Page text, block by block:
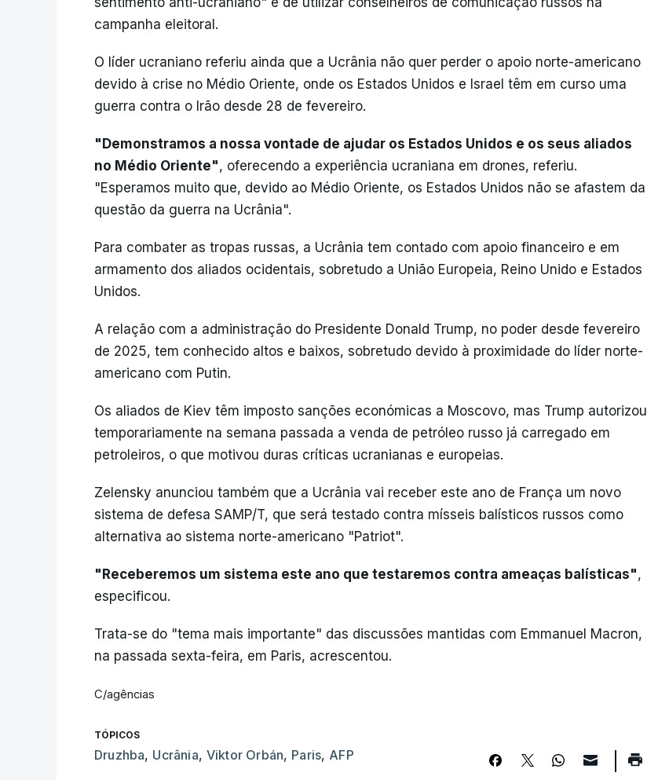
campanha eleitoral.
O líder ucraniano referiu ainda que a Ucrânia não quer perder o apoio norte-americano
devido à crise no Médio Oriente, onde os Estados Unidos e Israel têm em curso uma
guerra contra o Irão desde 28 de fevereiro.
"Demonstramos a nossa vontade de ajudar os Estados Unidos e os seus aliados
no Médio Oriente", oferecendo a experiência ucraniana em drones, referiu.
"Esperamos muito que, devido ao Médio Oriente, os Estados Unidos não se afastem da
questão da guerra na Ucrânia".
Para combater as tropas russas, a Ucrânia tem contado com apoio financeiro e em
armamento dos aliados ocidentais, sobretudo a União Europeia, Reino Unido e Estados
Unidos.
A relação com a administração do Presidente Donald Trump, no poder desde fevereiro
de 2025, tem conhecido altos e baixos, sobretudo devido à proximidade do líder norte-
americano com Putin.
Os aliados de Kiev têm imposto sanções económicas a Moscovo, mas Trump autorizou
temporariamente na semana passada a venda de petróleo russo já carregado em
petroleiros, o que motivou duras críticas ucranianas e europeias.
Zelensky anunciou também que a Ucrânia vai receber este ano de França um novo
sistema de defesa SAMP/T, que será testado contra mísseis balísticos russos como
alternativa ao sistema norte-americano "Patriot".
"Receberemos um sistema este ano que testaremos contra ameaças balísticas",
especificou.
Trata-se do "tema mais importante" das discussões mantidas com Emmanuel Macron,
na passada sexta-feira, em Paris, acrescentou.
C/agências
TÓPICOS
Druzhba, Ucrânia, Viktor Orbán, Paris, AFP